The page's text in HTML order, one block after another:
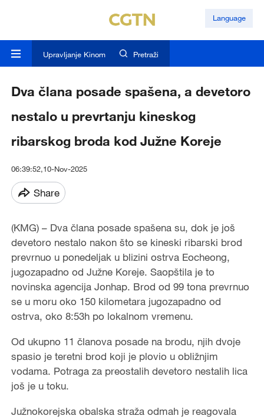
Language
Upravljanje Kinom Pretraži
Dva člana posade spašena, a devetoro
nestalo u prevrtanju kineskog
ribarskog broda kod Južne Koreje
06:39:52,10-Nov-2025
Share
(KMG) – Dva člana posade spašena su, dok je još
devetoro nestalo nakon što se kineski ribarski brod
prevrnuo u ponedeljak u blizini ostrva Eocheong,
jugozapadno od Južne Koreje. Saopštila je to
novinska agencija Jonhap. Brod od 99 tona prevrnuo
se u moru oko 150 kilometara jugozapadno od
ostrva, oko 8:53h po lokalnom vremenu.
Od ukupno 11 članova posade na brodu, njih dvoje
spasio je teretni brod koji je plovio u obližnjim
vodama. Potraga za preostalih devetoro nestalih lica
još je u toku.
Južnokorejska obalska straža odmah je reagovala